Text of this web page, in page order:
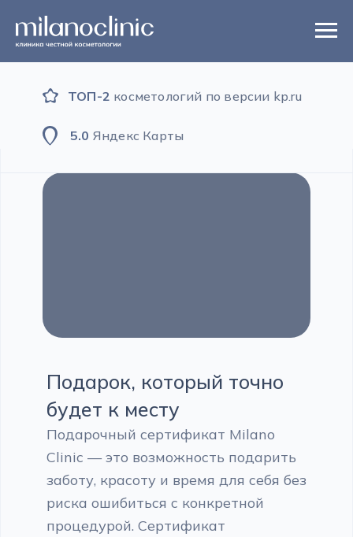
Подарок, который точно
будет к месту
Подарочный сертификат Milano
Clinic — это возможность подарить
заботу, красоту и время для себя без
риска ошибиться с конкретной
процедурой. Сертификат
ТОП-2 косметологий по версии kp.ru
5.0 Яндекс Карты